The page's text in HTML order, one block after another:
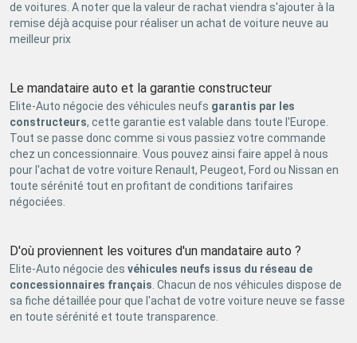
de voitures. A noter que la valeur de rachat viendra s'ajouter à la
remise déjà acquise pour réaliser un achat de voiture neuve au
meilleur prix
Le mandataire auto et la garantie constructeur
Elite-Auto négocie des véhicules neufs garantis par les
constructeurs, cette garantie est valable dans toute l'Europe.
Tout se passe donc comme si vous passiez votre commande
chez un concessionnaire. Vous pouvez ainsi faire appel à nous
pour l'achat de votre voiture Renault, Peugeot, Ford ou Nissan en
toute sérénité tout en profitant de conditions tarifaires
négociées.
D'où proviennent les voitures d'un mandataire auto ?
Elite-Auto négocie des véhicules neufs issus du réseau de
concessionnaires français . Chacun de nos véhicules dispose de
sa fiche détaillée pour que l'achat de votre voiture neuve se fasse
en toute sérénité et toute transparence.